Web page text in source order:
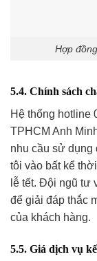
Hợp
5.4. Chính sách
Hệ thống hotline
TPHCM Anh
nhu cầu sử dụng
tôi vào bất kể
lễ tết. Đội ngũ tư
để giải đáp thắc
của khách hàng.
5.5. Giá dịch vụ